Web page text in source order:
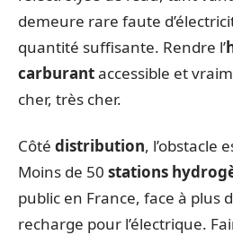
demeure rare faute
quantité suffisante. Rendre l’
carburantaccessible et
cher, très cher.
Côté distribution, l’obstacle
Moins de 50 stations
public en France, face à plus
recharge pour l’électrique.